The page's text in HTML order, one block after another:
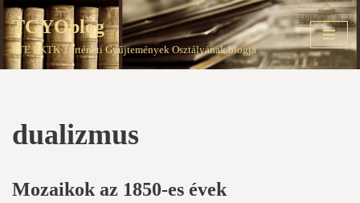
Skip
to
TGYOblog
PTE EKTK Történeti Gyűjtemények Osztályának blogja
dualizmus
Mozaikok az 1850-es évek